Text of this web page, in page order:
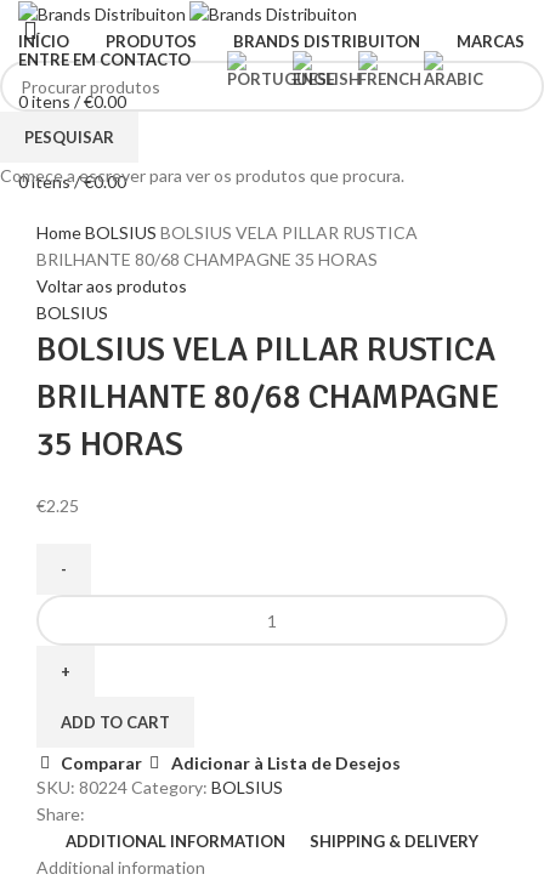
INÍCIO PRODUTOS BRANDS DISTRIBUITON
MARCAS
ENTRE EM CONTACTO
0itens /€0.00
Menu
0itens/€0.00
HomeBOLSIUS BOLSIUS VELA PILLAR RUSTICA
BRILHANTE 80/68 CHAMPAGNE 35 HORAS
Voltar aos produtos
BOLSIUS
BOLSIUS VELA PILLAR RUSTICA
BRILHANTE 80/68 CHAMPAGNE
35 HORAS
€2.25
ADD TO CART
Comparar
Adicionar à Lista de Desejos
SKU: 80224Category: BOLSIUS
Share:
ADDITIONAL INFORMATION SHIPPING & DELIVERY
Additional information
PESQUISAR
Comece a escrever para ver os produtos que procura.